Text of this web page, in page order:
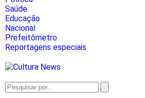
Saúde
Educação
Nacional
Prefeitômetro
Reportagens especiais